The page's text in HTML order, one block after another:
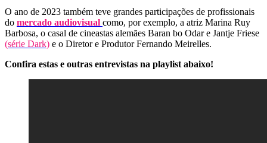
O ano de 2023 também teve grandes participações de profissionais
do mercado audiovisual como, por exemplo, a atriz Marina Ruy
Barbosa, o casal de cineastas alemães Baran bo Odar e Jantje Friese
(série Dark) e o Diretor e Produtor Fernando Meirelles.
Confira estas e outras entrevistas na playlist abaixo!